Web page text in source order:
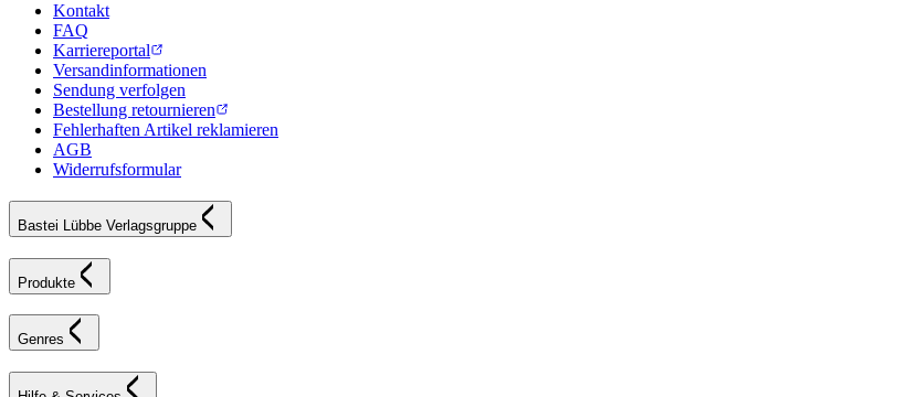
Kontakt
FAQ
Karriereportal
Versandinformationen
Sendung verfolgen
Bestellung retournieren
Fehlerhaften Artikel reklamieren
AGB
Widerrufsformular
Bastei Lübbe Verlagsgruppe
Produkte
Genres